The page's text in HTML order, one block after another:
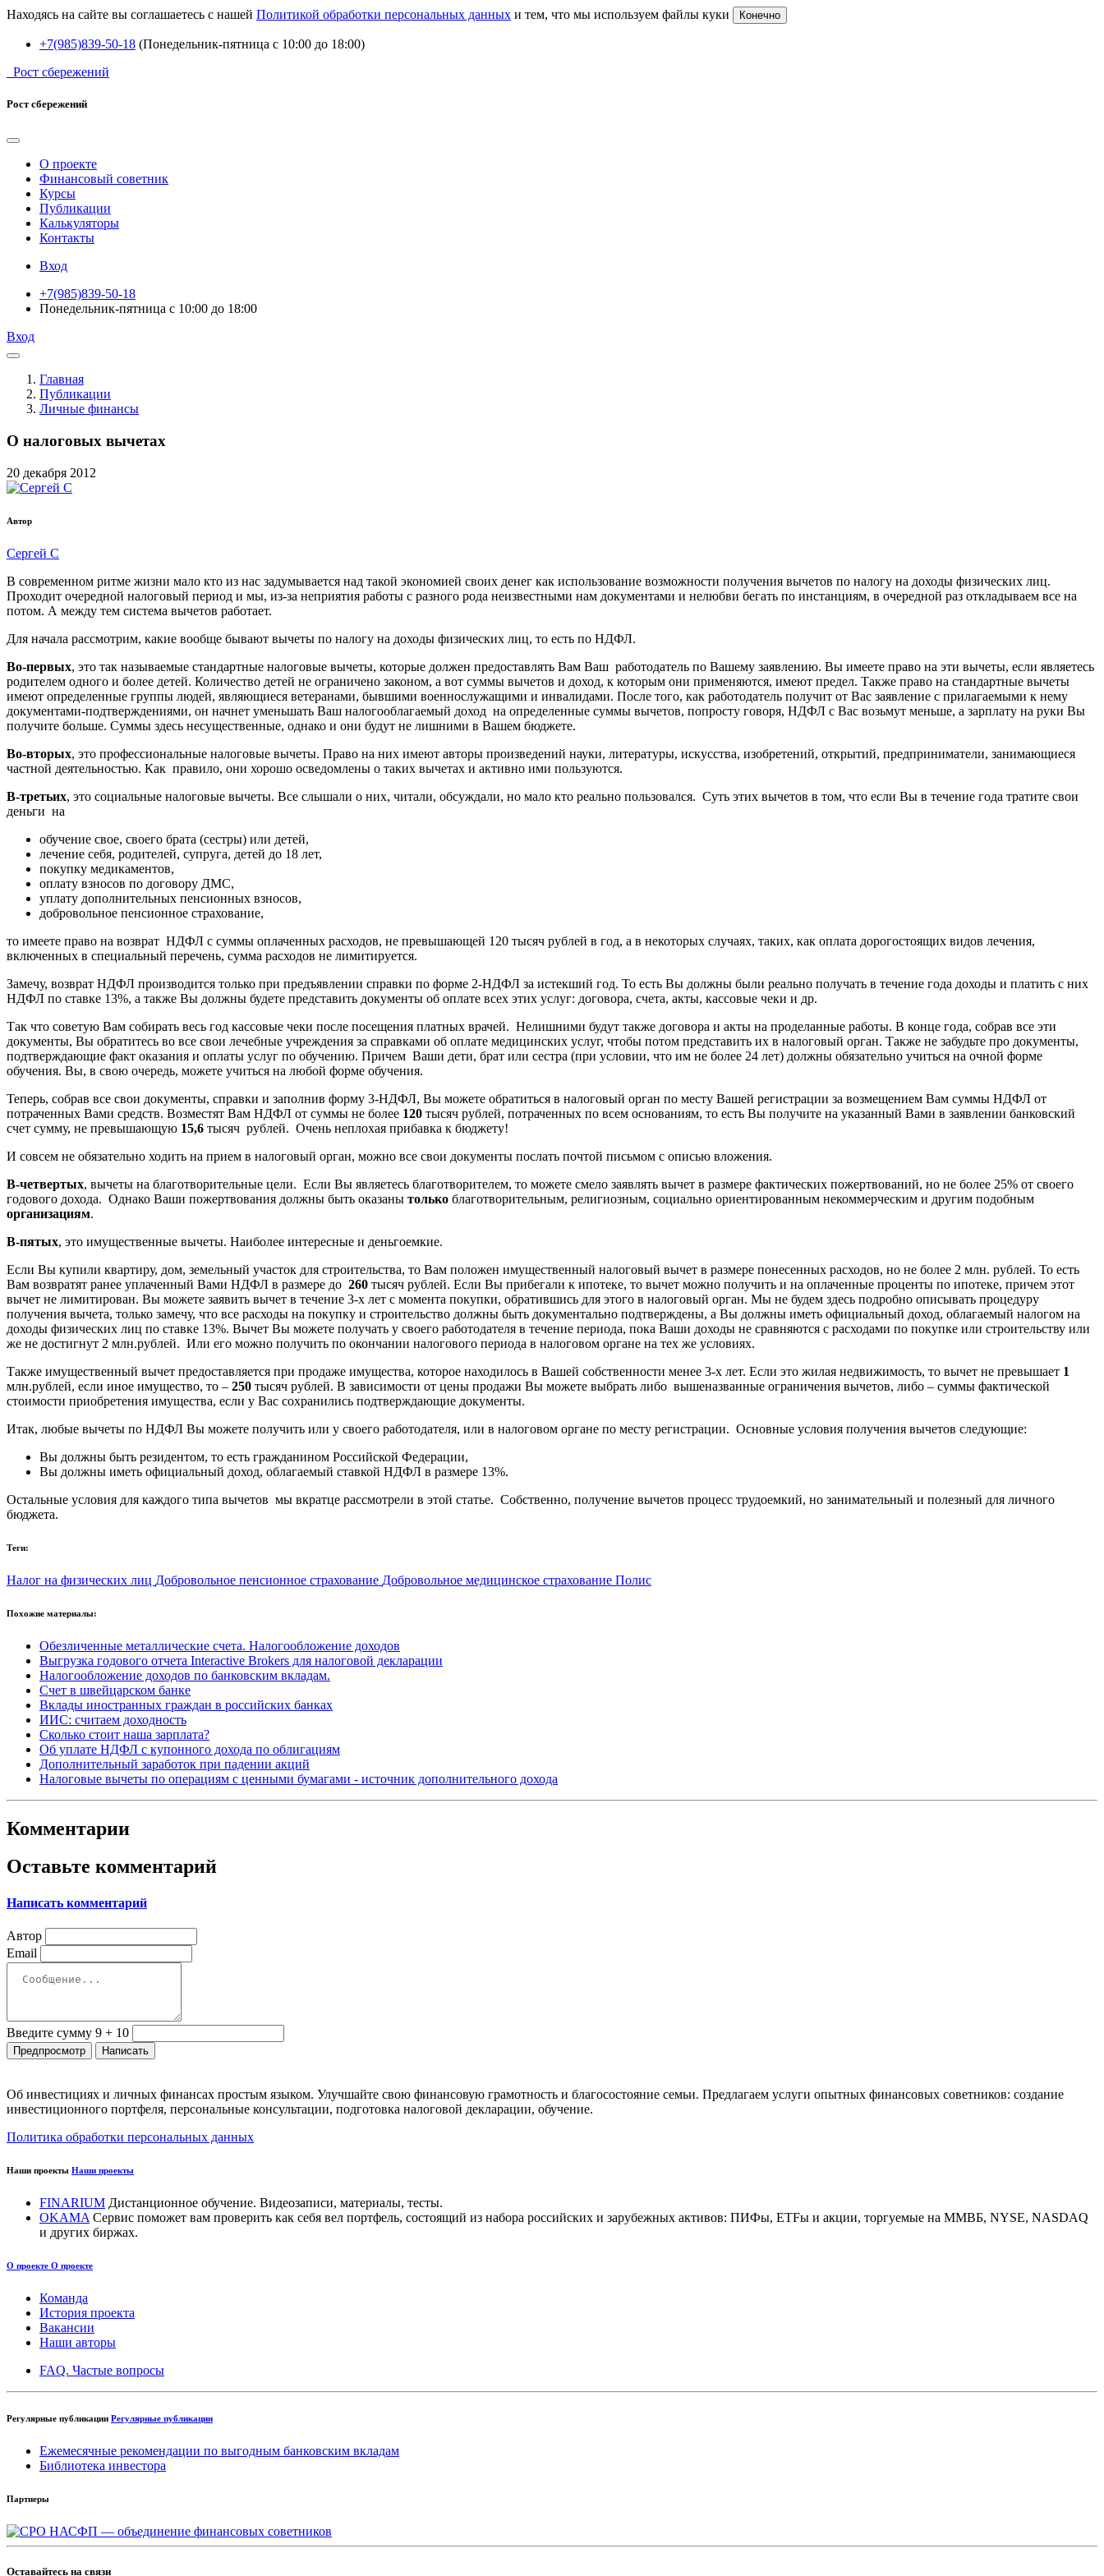
Находясь на сайте вы соглашаетесь с нашей Политикой обработки персональных данных и тем, что мы используем файлы куки Конечно
+7(985)839-50-18 (Понедельник-пятница с 10:00 до 18:00)
Рост сбережений
Рост сбережений
О проекте
Финансовый советник
Курсы
Публикации
Калькуляторы
Контакты
Вход
+7(985)839-50-18
Понедельник-пятница с 10:00 до 18:00
Вход
Главная
Публикации
Личные финансы
О налоговых вычетах
20 декабря 2012
Автор
Сергей С
В современном ритме жизни мало кто из нас задумывается над такой экономией своих денег как использование возможности получения вычетов по налогу на доходы физических лиц.
Проходит очередной налоговый период и мы, из-за неприятия работы с разного рода неизвестными нам документами и нелюбви бегать по инстанциям, в очередной раз откладываем все на
потом. А между тем система вычетов работает.
Для начала рассмотрим, какие вообще бывают вычеты по налогу на доходы физических лиц, то есть по НДФЛ.
Во-первых, это так называемые стандартные налоговые вычеты, которые должен предоставлять Вам Ваш работодатель по Вашему заявлению. Вы имеете право на эти вычеты, если являетесь
родителем одного и более детей. Количество детей не ограничено законом, а вот суммы вычетов и доход, к которым они применяются, имеют предел. Также право на стандартные вычеты
имеют определенные группы людей, являющиеся ветеранами, бывшими военнослужащими и инвалидами. После того, как работодатель получит от Вас заявление с прилагаемыми к нему
документами-подтверждениями, он начнет уменьшать Ваш налогооблагаемый доход на определенные суммы вычетов, попросту говоря, НДФЛ с Вас возьмут меньше, а зарплату на руки Вы
получите больше. Суммы здесь несущественные, однако и они будут не лишними в Вашем бюджете.
Во-вторых, это профессиональные налоговые вычеты. Право на них имеют авторы произведений науки, литературы, искусства, изобретений, открытий, предприниматели, занимающиеся
частной деятельностью. Как правило, они хорошо осведомлены о таких вычетах и активно ими пользуются.
В-третьих, это социальные налоговые вычеты. Все слышали о них, читали, обсуждали, но мало кто реально пользовался. Суть этих вычетов в том, что если Вы в течение года тратите свои
деньги на
обучение свое, своего брата (сестры) или детей,
лечение себя, родителей, супруга, детей до 18 лет,
покупку медикаментов,
оплату взносов по договору ДМС,
уплату дополнительных пенсионных взносов,
добровольное пенсионное страхование,
то имеете право на возврат НДФЛ с суммы оплаченных расходов, не превышающей 120 тысяч рублей в год, а в некоторых случаях, таких, как оплата дорогостоящих видов лечения,
включенных в специальный перечень, сумма расходов не лимитируется.
Замечу, возврат НДФЛ производится только при предъявлении справки по форме 2-НДФЛ за истекший год. То есть Вы должны были реально получать в течение года доходы и платить с них
НДФЛ по ставке 13%, а также Вы должны будете представить документы об оплате всех этих услуг: договора, счета, акты, кассовые чеки и др.
Так что советую Вам собирать весь год кассовые чеки после посещения платных врачей. Нелишними будут также договора и акты на проделанные работы. В конце года, собрав все эти
документы, Вы обратитесь во все свои лечебные учреждения за справками об оплате медицинских услуг, чтобы потом представить их в налоговый орган. Также не забудьте про документы,
подтверждающие факт оказания и оплаты услуг по обучению. Причем Ваши дети, брат или сестра (при условии, что им не более 24 лет) должны обязательно учиться на очной форме
обучения. Вы, в свою очередь, можете учиться на любой форме обучения.
Теперь, собрав все свои документы, справки и заполнив форму 3-НДФЛ, Вы можете обратиться в налоговый орган по месту Вашей регистрации за возмещением Вам суммы НДФЛ от
потраченных Вами средств. Возместят Вам НДФЛ от суммы не более 120 тысяч рублей, потраченных по всем основаниям, то есть Вы получите на указанный Вами в заявлении банковский
счет сумму, не превышающую 15,6 тысяч рублей. Очень неплохая прибавка к бюджету!
И совсем не обязательно ходить на прием в налоговый орган, можно все свои документы послать почтой письмом с описью вложения.
В-четвертых, вычеты на благотворительные цели. Если Вы являетесь благотворителем, то можете смело заявлять вычет в размере фактических пожертвований, но не более 25% от своего
годового дохода. Однако Ваши пожертвования должны быть оказаны только благотворительным, религиозным, социально ориентированным некоммерческим и другим подобным
организациям.
В-пятых, это имущественные вычеты. Наиболее интересные и деньгоемкие.
Если Вы купили квартиру, дом, земельный участок для строительства, то Вам положен имущественный налоговый вычет в размере понесенных расходов, но не более 2 млн. рублей. То есть
Вам возвратят ранее уплаченный Вами НДФЛ в размере до 260 тысяч рублей. Если Вы прибегали к ипотеке, то вычет можно получить и на оплаченные проценты по ипотеке, причем этот
вычет не лимитирован. Вы можете заявить вычет в течение 3-х лет с момента покупки, обратившись для этого в налоговый орган. Мы не будем здесь подробно описывать процедуру
получения вычета, только замечу, что все расходы на покупку и строительство должны быть документально подтверждены, а Вы должны иметь официальный доход, облагаемый налогом на
доходы физических лиц по ставке 13%. Вычет Вы можете получать у своего работодателя в течение периода, пока Ваши доходы не сравняются с расходами по покупке или строительству или
же не достигнут 2 млн.рублей. Или его можно получить по окончании налогового периода в налоговом органе на тех же условиях.
Также имущественный вычет предоставляется при продаже имущества, которое находилось в Вашей собственности менее 3-х лет. Если это жилая недвижимость, то вычет не превышает 1
млн.рублей, если иное имущество, то – 250 тысяч рублей. В зависимости от цены продажи Вы можете выбрать либо вышеназванные ограничения вычетов, либо – суммы фактической
стоимости приобретения имущества, если у Вас сохранились подтверждающие документы.
Итак, любые вычеты по НДФЛ Вы можете получить или у своего работодателя, или в налоговом органе по месту регистрации. Основные условия получения вычетов следующие:
Вы должны быть резидентом, то есть гражданином Российской Федерации,
Вы должны иметь официальный доход, облагаемый ставкой НДФЛ в размере 13%.
Остальные условия для каждого типа вычетов мы вкратце рассмотрели в этой статье. Собственно, получение вычетов процесс трудоемкий, но занимательный и полезный для личного
бюджета.
Теги:
Налог на физических лиц Добровольное пенсионное страхование Добровольное медицинское страхование Полис
Похожие материалы:
Обезличенные металлические счета. Налогообложение доходов
Выгрузка годового отчета Interactive Brokers для налоговой декларации
Налогообложение доходов по банковским вкладам.
Счет в швейцарском банке
Вклады иностранных граждан в российских банках
ИИС: считаем доходность
Сколько стоит наша зарплата?
Об уплате НДФЛ с купонного дохода по облигациям
Дополнительный заработок при падении акций
Налоговые вычеты по операциям с ценными бумагами - источник дополнительного дохода
Комментарии
Оставьте комментарий
Написать комментарий
Автор
Email
Введите сумму 9 + 10
Об инвестициях и личных финансах простым языком. Улучшайте свою финансовую грамотность и благосостояние семьи. Предлагаем услуги опытных финансовых советников: создание
инвестиционного портфеля, персональные консультации, подготовка налоговой декларации, обучение.
Политика обработки персональных данных
Наши проекты Наши проекты
FINARIUM Дистанционное обучение. Видеозаписи, материалы, тесты.
OKAMA Сервис поможет вам проверить как себя вел портфель, состоящий из набора российских и зарубежных активов: ПИФы, ETFы и акции, торгуемые на ММВБ, NYSE, NASDAQ
и других биржах.
О проекте О проекте
Команда
История проекта
Вакансии
Наши авторы
FAQ. Частые вопросы
Регулярные публикации Регулярные публикации
Ежемесячные рекомендации по выгодным банковским вкладам
Библиотека инвестора
Партнеры
Оставайтесь на связи